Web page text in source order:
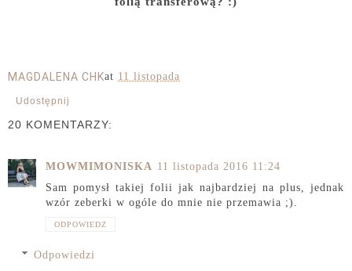
MAGDALENA CHKat 11 listopada
Udostępnij
20 KOMENTARZY:
MOWMIMONISKA 11 listopada 2016 11:24
Sam pomysł takiej folii jak najbardziej na plus, jednak
wzór zeberki w ogóle do mnie nie przemawia ;).
ODPOWIEDZ
Odpowiedzi